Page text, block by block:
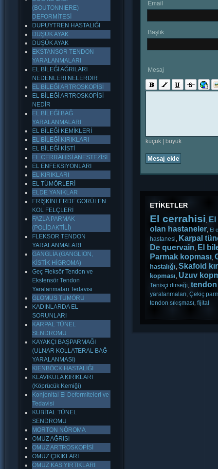
Email
Başlık
Mesaj
küçük büyük
Mesaj ekle
ETİKETLER
El cerrahisi,El
olan hastaneler,El
hastanesi,Karpal
De quervain,El
Parmak kopması,
hastalığı,Skafoid
kopması,Uzuv
Tenisçi dirseği,
yaralanmaları,Çekiç
tendon sıkışması,fijital
(BOUTONNIERE)
DEFORMİTESİ
DUPUYTREN HASTALIĞI
DÜŞÜK AYAK
DÜŞÜK AYAK
EKSTANSOR TENDON
YARALANMALARI
EL BİLEĞİ AĞRILARI
NEDENLERİ NELERDİR
EL BİLEĞİ ARTROSKOPİSİ
EL BİLEĞİ ARTROSKOPİSİ
NEDİR
EL BİLEĞİ BAĞ
YARALANMALARI
EL BİLEĞİ KEMİKLERİ
EL BİLEĞİ KIRIKLARI
EL BİLEĞİ KİSTİ
EL CERRAHİSİ ANESTEZİSİ
EL ENFEKSİYONLARI
EL KIRIKLARI
EL TÜMÖRLERİ
ELDE YANIKLAR
ERİŞKİNLERDE GÖRÜLEN
KOL FELÇLERİ
FAZLA PARMAK
(POLİDAKTİLİ)
FLEKSOR TENDON
YARALANMALARI
GANGLİA (GANGLİON,
KİSTİK HİGROMA)
Geç Fleksör Tendon ve
Ekstensör Tendon
Yaralanmaları Tedavisi
GLOMUS TÜMÖRÜ
KADINLARDA EL
SORUNLARI
KARPAL TÜNEL
SENDROMU
KAYAKÇI BAŞPARMAĞI
(ULNAR KOLLATERAL BAĞ
YARALANMASI)
KIENBÖCK HASTALIĞI
KLAVİKULA KIRIKLARI
(Köprücük Kemiği)
Konjenital El Deformiteleri ve
Tedavisi
KUBİTAL TÜNEL
SENDROMU
MORTON NÖROMA
OMUZ AĞRISI
OMUZ ARTROSKOPİSİ
OMUZ ÇIKIKLARI
OMUZ KAS YIRTIKLARI